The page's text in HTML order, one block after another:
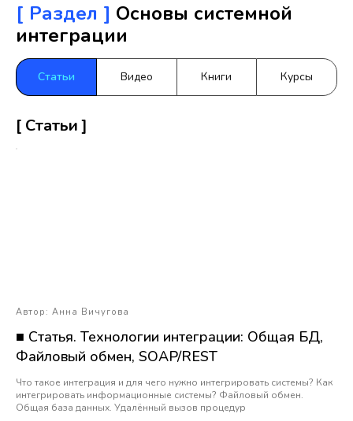
[ Раздел ] Основы системной
интеграции
Статьи Видео Книги Курсы
[ Статьи ]
Автор: Анна Вичугова
■ Статья. Технологии интеграции: Общая БД,
Файловый обмен, SOAP/REST
Что такое интеграция и для чего нужно интегрировать системы? Как
интегрировать информационные системы? Файловый обмен.
Общая база данных. Удалённый вызов процедур